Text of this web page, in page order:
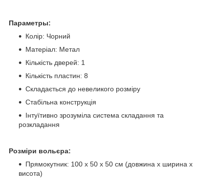
Параметры:
Колір: Чорний
Матеріал: Метал
Кількість дверей: 1
Кількість пластин: 8
Складається до невеликого розміру
Стабільна конструкція
Інтуїтивно зрозуміла система складання та
розкладання
Розміри вольєра:
Прямокутник: 100 x 50 x 50 см (довжина x ширина х
висота)